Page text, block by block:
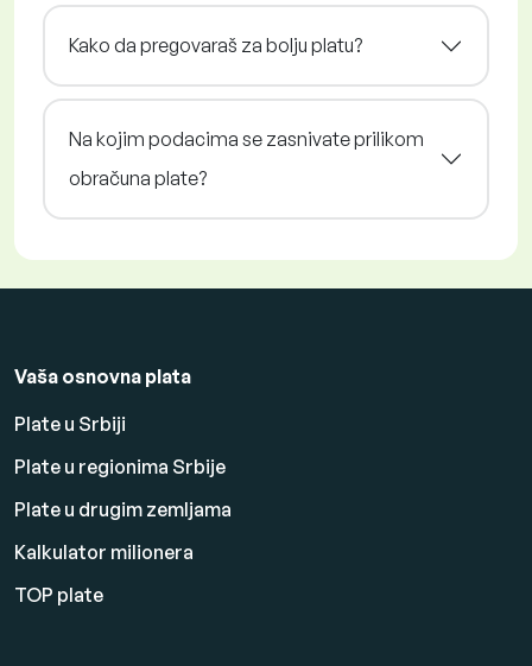
Kako da pregovaraš za bolju platu?
Na kojim podacima se zasnivate prilikom
obračuna plate?
Vaša osnovna plata
Plate u Srbiji
Plate u regionima Srbije
Plate u drugim zemljama
Kalkulator milionera
TOP plate